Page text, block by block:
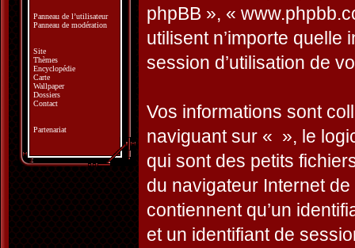
phpBB », «
utilisent n’importe quelle
session d’utilisation de
Vos informations sont
naviguant sur « », le
qui sont des petits
du navigateur Internet
contiennent qu’un
et un identifiant de
Panneau de l’utilisateur
Panneau de modération
Site
Thèmes
Encyclopédie
Carte
Wallpaper
Dossiers
Contact
Partenariat